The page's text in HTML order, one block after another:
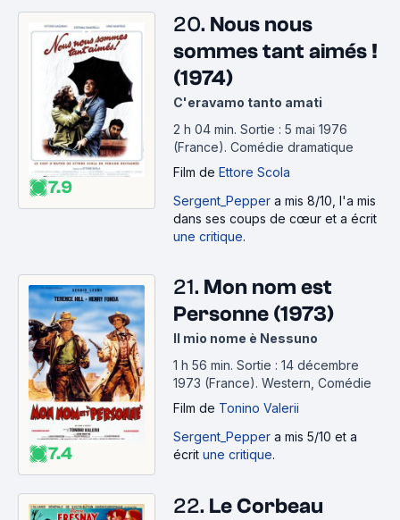
7.9
20. Nous nous
sommes tant aimés !
(1974)
C'eravamo tanto amati
2 h 04 min. Sortie : 5 mai 1976
(France). Comédie dramatique
Film de Ettore Scola
Sergent_Pepper a mis 8/10, l'a mis
dans ses coups de cœur et a écrit
une critique.
7.4
21. Mon nom est
Personne (1973)
Il mio nome è Nessuno
1 h 56 min. Sortie : 14 décembre
1973 (France). Western, Comédie
Film de Tonino Valerii
Sergent_Pepper a mis 5/10 et a
écrit une critique.
22. Le Corbeau